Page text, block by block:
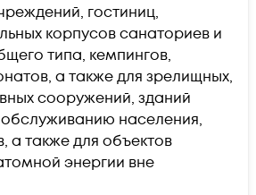
гостиниц,
корпусов санаториев и
типа, кемпингов,
а также для зрелищных,
сооружений, зданий
населения,
а также для объектов
энергии вне